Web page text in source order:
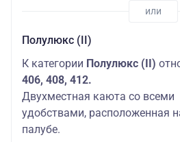
Полулюкс (II)
К категории Полулюкс (II)
406, 408, 412.
Двухместная каюта со всеми
удобствами, расположенная
палубе.